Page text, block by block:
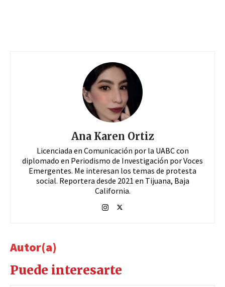
Ana Karen Ortiz
Licenciada en Comunicación por la UABC con
diplomado en Periodismo de Investigación por Voces
Emergentes. Me interesan los temas de protesta
social. Reportera desde 2021 en Tijuana, Baja
California.
Autor(a)
Puede interesarte